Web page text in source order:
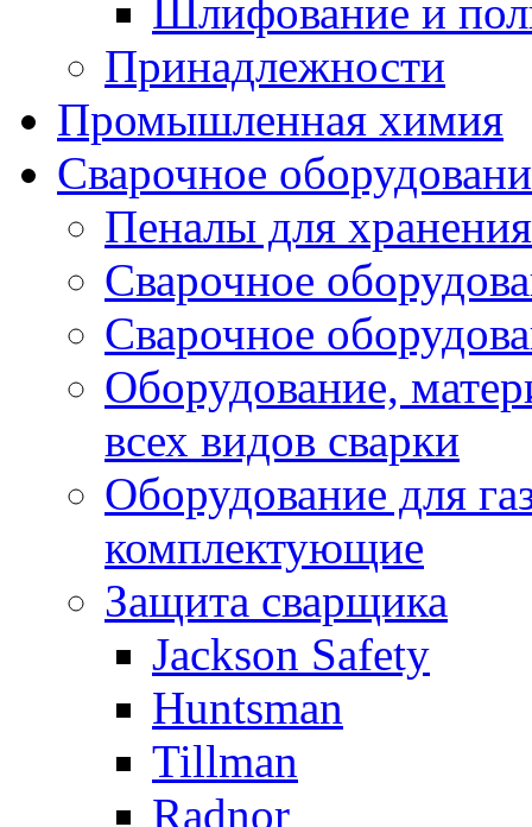
Шлифование и
Принадлежности
Промышленная химия
Сварочное
Пеналы для
Сварочное
Сварочное
Оборудование,
всех видов сварки
Оборудование для
комплектующие
Защита сварщика
Jackson Safety
Huntsman
Tillman
Radnor